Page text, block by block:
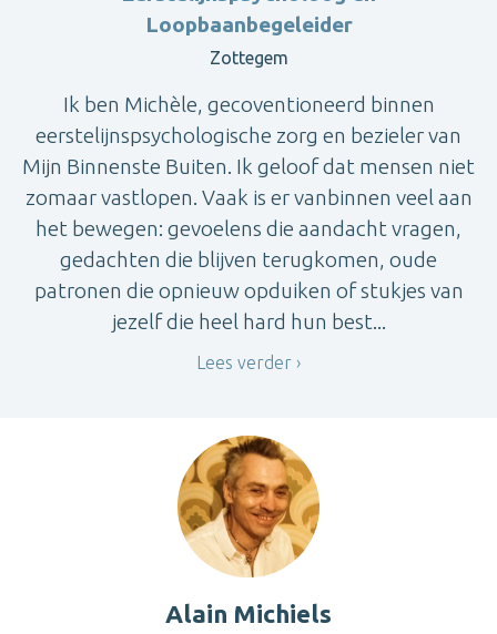
Loopbaanbegeleider
Zottegem
Ik ben Michèle, gecoventioneerd binnen
eerstelijnspsychologische zorg en bezieler van
Mijn Binnenste Buiten. Ik geloof dat mensen niet
zomaar vastlopen. Vaak is er vanbinnen veel aan
het bewegen: gevoelens die aandacht vragen,
gedachten die blijven terugkomen, oude
patronen die opnieuw opduiken of stukjes van
jezelf die heel hard hun best...
Lees verder
Alain Michiels